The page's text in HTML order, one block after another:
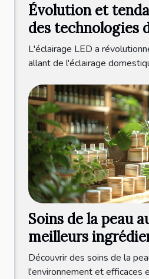
Évolution et
des technologies
LED
L'éclairage LED a
allant de l'éclairage
Soins de la peau
meilleurs
responsables
Découvrir des soins de la
l'environnement et efficaces